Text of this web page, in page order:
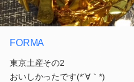
FORMA
東京土産その2
おいしかったです(*´∀｀*)